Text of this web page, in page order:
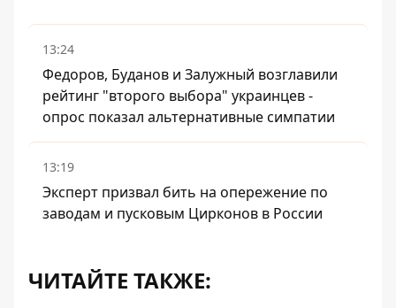
13:24
Федоров, Буданов и Залужный возглавили
рейтинг "второго выбора" украинцев -
опрос показал альтернативные симпатии
13:19
Эксперт призвал бить на опережение по
заводам и пусковым Цирконов в России
ЧИТАЙТЕ ТАКЖЕ: